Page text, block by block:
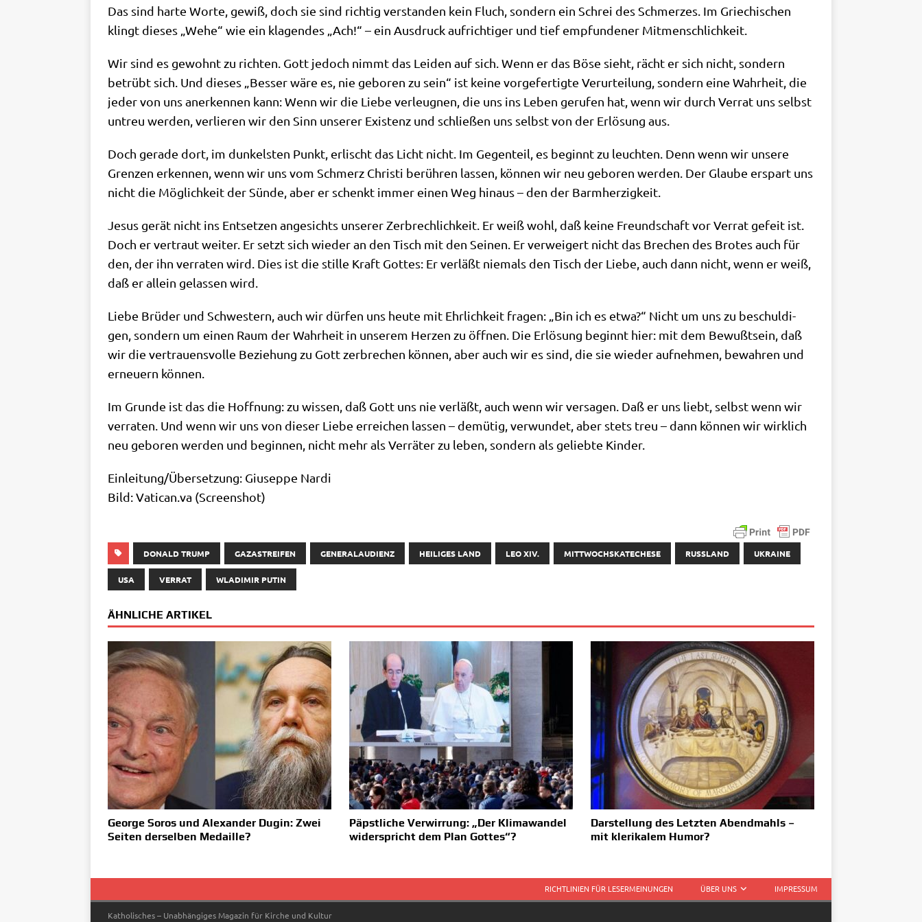
Das sind har­te Wor­te, gewiß, doch sie sind rich­tig ver­stan­den kein Fluch, son­dern ein Schrei des Schmer­zes. Im Grie­chi­schen
klingt die­ses „Wehe“ wie ein kla­gen­des „Ach!“ – ein Aus­druck auf­rich­ti­ger und tief emp­fun­de­ner Mitmenschlichkeit.
Wir sind es gewohnt zu rich­ten. Gott jedoch nimmt das Lei­den auf sich. Wenn er das Böse sieht, rächt er sich nicht, son­dern
betrübt sich. Und die­ses „Bes­ser wäre es, nie gebo­ren zu sein“ ist kei­ne vor­ge­fer­tig­te Ver­ur­tei­lung, son­dern eine Wahr­heit, die
jeder von uns aner­ken­nen kann: Wenn wir die Lie­be ver­leug­nen, die uns ins Leben geru­fen hat, wenn wir durch Ver­rat uns selbst
untreu wer­den, ver­lie­ren wir den Sinn unse­rer Exi­stenz und schlie­ßen uns selbst von der Erlö­sung aus.
Doch gera­de dort, im dun­kel­sten Punkt, erlischt das Licht nicht. Im Gegen­teil, es beginnt zu leuch­ten. Denn wenn wir unse­re
Gren­zen erken­nen, wenn wir uns vom Schmerz Chri­sti berüh­ren las­sen, kön­nen wir neu gebo­ren wer­den. Der Glau­be erspart uns
nicht die Mög­lich­keit der Sün­de, aber er schenkt immer einen Weg hin­aus – den der Barmherzigkeit.
Jesus gerät nicht ins Ent­set­zen ange­sichts unse­rer Zer­brech­lich­keit. Er weiß wohl, daß kei­ne Freund­schaft vor Ver­rat gefeit ist.
Doch er ver­traut wei­ter. Er setzt sich wie­der an den Tisch mit den Sei­nen. Er ver­wei­gert nicht das Bre­chen des Bro­tes auch für
den, der ihn ver­ra­ten wird. Dies ist die stil­le Kraft Got­tes: Er ver­läßt nie­mals den Tisch der Lie­be, auch dann nicht, wenn er weiß,
daß er allein gelas­sen wird.
Lie­be Brü­der und Schwe­stern, auch wir dür­fen uns heu­te mit Ehr­lich­keit fra­gen: „Bin ich es etwa?“ Nicht um uns zu beschul­di­
gen, son­dern um einen Raum der Wahr­heit in unse­rem Her­zen zu öff­nen. Die Erlö­sung beginnt hier: mit dem Bewußt­sein, daß
wir die ver­trau­ens­vol­le Bezie­hung zu Gott zer­bre­chen kön­nen, aber auch wir es sind, die sie wie­der auf­neh­men, bewah­ren und
erneu­ern können.
Im Grun­de ist das die Hoff­nung: zu wis­sen, daß Gott uns nie ver­läßt, auch wenn wir ver­sa­gen. Daß er uns liebt, selbst wenn wir
ver­ra­ten. Und wenn wir uns von die­ser Lie­be errei­chen las­sen – demü­tig, ver­wun­det, aber stets treu – dann kön­nen wir wirk­lich
neu gebo­ren wer­den und begin­nen, nicht mehr als Ver­rä­ter zu leben, son­dern als gelieb­te Kinder.
Einleitung/​Übersetzung: Giu­sep­pe Nar­di
Bild: Vati​can​.va (Screen­shot)
DONALD TRUMP GAZASTREIFEN GENERALAUDIENZ HEILIGES LAND LEO XIV. MITTWOCHSKATECHESE RUSSLAND UKRAINE
USA VERRAT WLADIMIR PUTIN
ÄHNLICHE ARTIKEL
George Soros und Alexander Dugin: Zwei
Seiten derselben Medaille?
Päpstliche Verwirrung: „Der Klimawandel
widerspricht dem Plan Gottes“?
Darstellung des Letzten Abendmahls –
mit klerikalem Humor?
RICHTLINIEN FÜR LESERMEINUNGEN ÜBER UNS IMPRESSUM
Katholisches – Unabhängiges Magazin für Kirche und Kultur